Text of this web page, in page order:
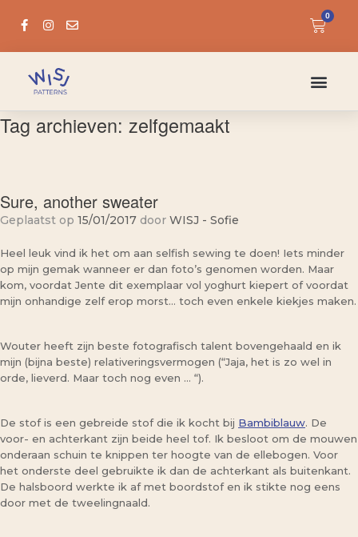
0
Tag archieven: zelfgemaakt
Sure, another sweater
Geplaatst op 15/01/2017 door WISJ - Sofie
Heel leuk vind ik het om aan selfish sewing te doen! Iets minder
op mijn gemak wanneer er dan foto’s genomen worden. Maar
kom, voordat Jente dit exemplaar vol yoghurt kiepert of voordat
mijn onhandige zelf erop morst… toch even enkele kiekjes maken.
Wouter heeft zijn beste fotografisch talent bovengehaald en ik
mijn (bijna beste) relativeringsvermogen (“Jaja, het is zo wel in
orde, lieverd. Maar toch nog even … “).
De stof is een gebreide stof die ik kocht bij Bambiblauw. De
voor- en achterkant zijn beide heel tof. Ik besloot om de mouwen
onderaan schuin te knippen ter hoogte van de ellebogen. Voor
het onderste deel gebruikte ik dan de achterkant als buitenkant.
De halsboord werkte ik af met boordstof en ik stikte nog eens
door met de tweelingnaald.